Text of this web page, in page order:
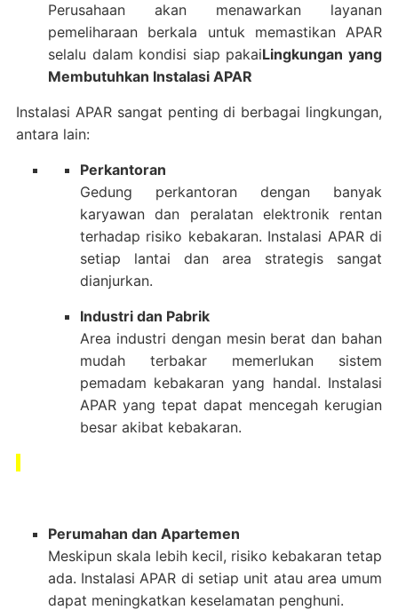
Perusahaan akan menawarkan layanan
pemeliharaan berkala untuk memastikan APAR
selalu dalam kondisi siap pakaiLingkungan yang
Membutuhkan Instalasi APAR
Instalasi APAR sangat penting di berbagai lingkungan,
antara lain:
Perkantoran
Gedung perkantoran dengan banyak
karyawan dan peralatan elektronik rentan
terhadap risiko kebakaran. Instalasi APAR di
setiap lantai dan area strategis sangat
dianjurkan.
Industri dan Pabrik
Area industri dengan mesin berat dan bahan
mudah terbakar memerlukan sistem
pemadam kebakaran yang handal. Instalasi
APAR yang tepat dapat mencegah kerugian
besar akibat kebakaran.
Perumahan dan Apartemen
Meskipun skala lebih kecil, risiko kebakaran tetap
ada. Instalasi APAR di setiap unit atau area umum
dapat meningkatkan keselamatan penghuni.